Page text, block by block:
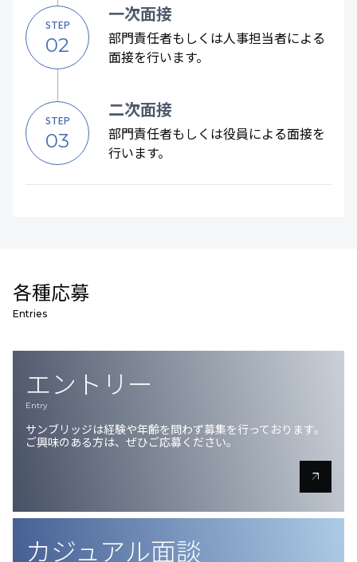
STEP
02
一次面接
部門責任者もしくは人事担当者による
面接を行います。
STEP
03
二次面接
部門責任者もしくは役員による面接を
行います。
各種応募
Entries
エントリー
Entry
サンブリッジは経験や年齢を問わず募集を行っております。
ご興味のある方は、ぜひご応募ください。
arrow_outward
カジュアル面談